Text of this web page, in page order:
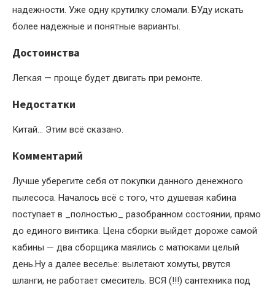
надежности. Уже одну крутилку сломали. БУду искать
более надежные и понятные варианты.
Достоинства
Легкая — проще будет двигать при ремонте.
Недостатки
Китай… Этим всё сказано.
Комментарий
Лучше уберегите себя от покупки данного денежного
пылесоса. Началось всё с того, что душевая кабина
поступает в _полностью_ разобранном состоянии, прямо
до единого винтика. Цена сборки выйдет дороже самой
кабины — два сборщика маялись с матюками целый
день.Ну а далее веселье: вылетают хомуты, рвутся
шланги, не работает смеситель. ВСЯ (!!!) сантехника под